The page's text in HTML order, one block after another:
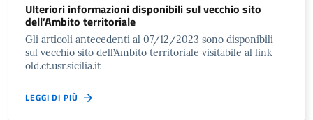
Ulteriori informazioni disponibili sul vecchio sito
dell’Ambito territoriale
Gli articoli antecedenti al 07/12/2023 sono disponibili
sul vecchio sito dell’Ambito territoriale visitabile al link
old.ct.usr.sicilia.it
LEGGI DI PIÙ